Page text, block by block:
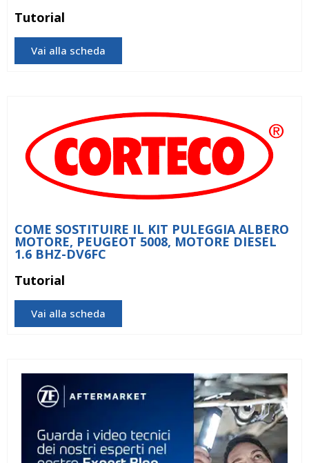
Tutorial
Vai alla scheda
COME SOSTITUIRE IL KIT PULEGGIA ALBERO
MOTORE, PEUGEOT 5008, MOTORE DIESEL
1.6 BHZ-DV6FC
Tutorial
Vai alla scheda